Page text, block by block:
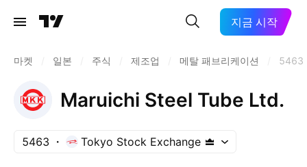
지금 시작
마켓 일본 주식 제조업 메탈 패브리케이션 5463
Maruichi Steel Tube Ltd.
5463 Tokyo Stock Exchange